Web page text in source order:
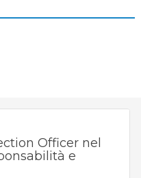
Officer nel
e